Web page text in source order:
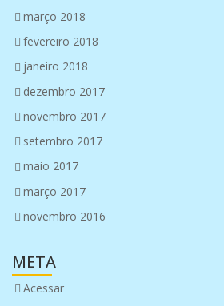
março 2018
fevereiro 2018
janeiro 2018
dezembro 2017
novembro 2017
setembro 2017
maio 2017
março 2017
novembro 2016
META
Acessar